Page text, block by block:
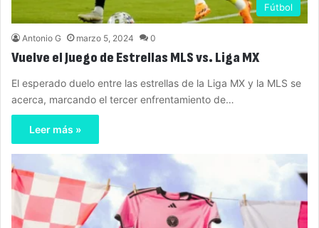
Fútbol
Antonio G marzo 5, 2024 0
Vuelve el Juego de Estrellas MLS vs. Liga MX
El esperado duelo entre las estrellas de la Liga MX y la MLS se
acerca, marcando el tercer enfrentamiento de…
Leer más »